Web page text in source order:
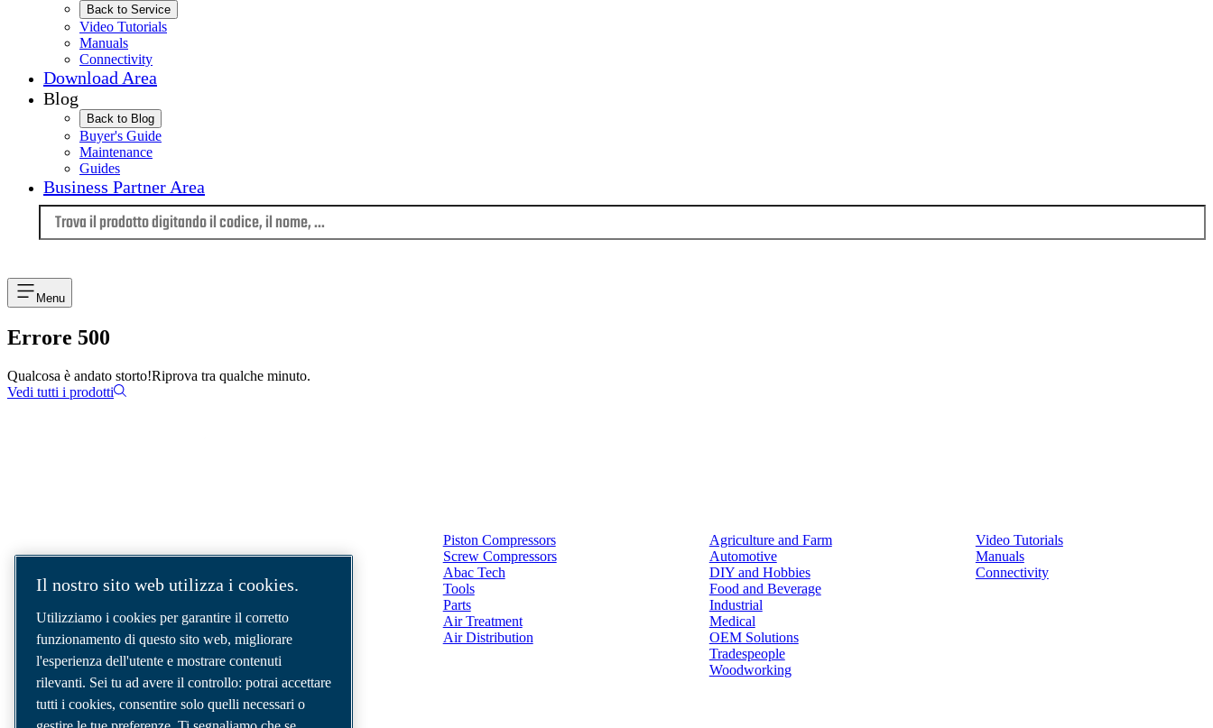
Back to Service
Video Tutorials
Manuals
Connectivity
Download Area
Blog
Back to Blog
Buyer's Guide
Maintenance
Guides
Business Partner Area
Menu
Errore 500
Qualcosa è andato storto!Riprova tra qualche minuto.
Vedi tutti i prodotti
Siamo un'azienda leader nel settore delle
soluzioni per aria compressa, che fornisce i
migliori compressori, utensili e sistemi di
distribuzione dell'aria per soddisfare anche le
esigenze più complesse.
Piston Compressors
Screw Compressors
Abac Tech
Tools
Parts
Air Treatment
Air Distribution
Agriculture and Farm
Automotive
DIY and Hobbies
Food and Beverage
Industrial
Medical
OEM Solutions
Tradespeople
Woodworking
Video Tutorials
Manuals
Connectivity
Il nostro sito web utilizza i cookies.
Utilizziamo i cookies per garantire il corretto
funzionamento di questo sito web, migliorare
l'esperienza dell'utente e mostrare contenuti
rilevanti. Sei tu ad avere il controllo: potrai accettare
tutti i cookies, consentire solo quelli necessari o